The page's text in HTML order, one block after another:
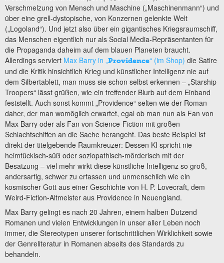
Verschmelzung von Mensch und Maschine („Maschinenmann“) und
über eine grell-dystopische, von Konzernen gelenkte Welt
(„Logoland“). Und jetzt also über ein gigantisches Kriegsraumschiff,
das Menschen eigentlich nur als Social Media-Repräsentanten für
die Propaganda daheim auf dem blauen Planeten braucht.
Allerdings serviert Max Barry in „Providence“ (im Shop) die Satire
und die Kritik hinsichtlich Krieg und künstlicher Intelligenz nie auf
dem Silbertablett, man muss sie schon selbst erkennen – „Starship
Troopers“ lässt grüßen, wie ein treffender Blurb auf dem Einband
feststellt. Auch sonst kommt „Providence“ selten wie der Roman
daher, der man womöglich erwartet, egal ob man nun als Fan von
Max Barry oder als Fan von Science-Fiction mit großen
Schlachtschiffen an die Sache herangeht. Das beste Beispiel ist
direkt der titelgebende Raumkreuzer: Dessen KI spricht nie
heimtückisch-süß oder soziopathisch-mörderisch mit der
Besatzung – viel mehr wirkt diese künstliche Intelligenz so groß,
andersartig, schwer zu erfassen und unmenschlich wie ein
kosmischer Gott aus einer Geschichte von H. P. Lovecraft, dem
Weird-Fiction-Altmeister aus Providence in Neuengland.
Max Barry gelingt es nach 20 Jahren, einem halben Dutzend
Romanen und vielen Entwicklungen in unser aller Leben noch
immer, die Stereotypen unserer fortschrittlichen Wirklichkeit sowie
der Genreliteratur in Romanen abseits des Standards zu
behandeln.